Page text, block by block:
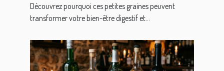
Découvrez pourquoi ces petites graines peuvent
transformer votre bien-être digestif et...